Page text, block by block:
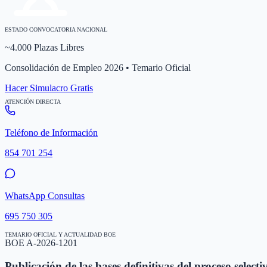
ESTADO CONVOCATORIA NACIONAL
~4.000 Plazas Libres
Consolidación de Empleo 2026 • Temario Oficial
Hacer Simulacro Gratis
ATENCIÓN DIRECTA
Teléfono de Información
854 701 254
WhatsApp Consultas
695 750 305
TEMARIO OFICIAL Y ACTUALIDAD BOE
BOE A-2026-1201